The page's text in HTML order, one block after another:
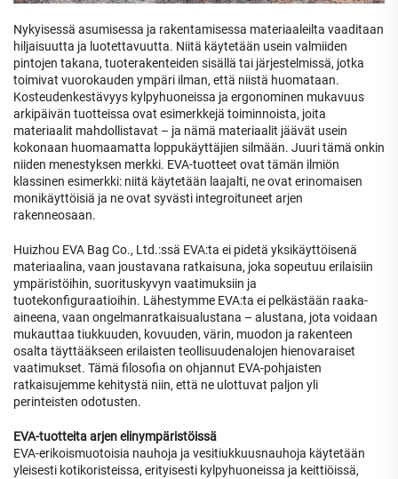
Nykyisessä asumisessa ja rakentamisessa materiaaleilta vaaditaan
hiljaisuutta ja luotettavuutta. Niitä käytetään usein valmiiden
pintojen takana, tuoterakenteiden sisällä tai järjestelmissä, jotka
toimivat vuorokauden ympäri ilman, että niistä huomataan.
Kosteudenkestävyys kylpyhuoneissa ja ergonominen mukavuus
arkipäivän tuotteissa ovat esimerkkejä toiminnoista, joita
materiaalit mahdollistavat – ja nämä materiaalit jäävät usein
kokonaan huomaamatta loppukäyttäjien silmään. Juuri tämä onkin
niiden menestyksen merkki. EVA-tuotteet ovat tämän ilmiön
klassinen esimerkki: niitä käytetään laajalti, ne ovat erinomaisen
monikäyttöisiä ja ne ovat syvästi integroituneet arjen
rakenneosaan.
Huizhou EVA Bag Co., Ltd.:ssä EVA:ta ei pidetä yksikäyttöisenä
materiaalina, vaan joustavana ratkaisuna, joka sopeutuu erilaisiin
ympäristöihin, suorituskyvyn vaatimuksiin ja
tuotekonfiguraatioihin. Lähestymme EVA:ta ei pelkästään raaka-
aineena, vaan ongelmanratkaisualustana – alustana, jota voidaan
mukauttaa tiukkuuden, kovuuden, värin, muodon ja rakenteen
osalta täyttääkseen erilaisten teollisuudenalojen hienovaraiset
vaatimukset. Tämä filosofia on ohjannut EVA-pohjaisten
ratkaisujemme kehitystä niin, että ne ulottuvat paljon yli
perinteisten odotusten.
EVA-tuotteita arjen elinympäristöissä
EVA-erikoismuotoisia nauhoja ja vesitiukkuusnauhoja käytetään
yleisesti kotikoristeissa, erityisesti kylpyhuoneissa ja keittiöissä,